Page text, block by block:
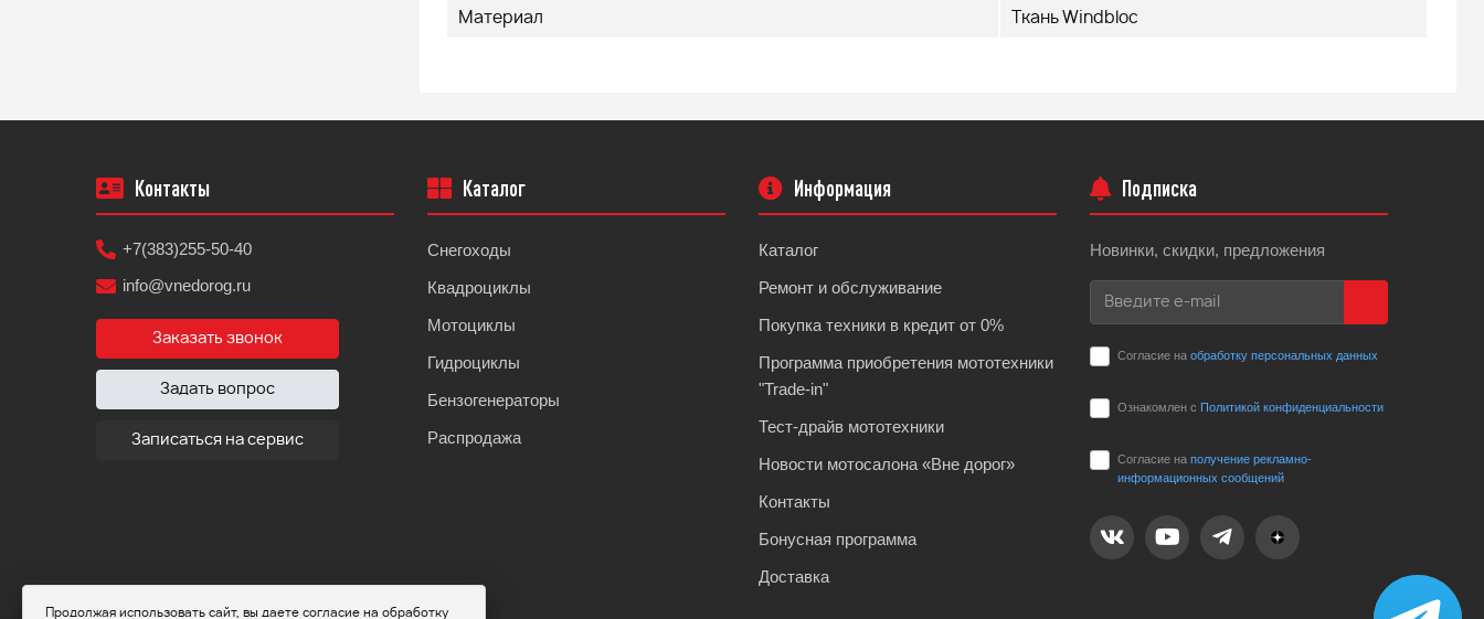
Продолжая использовать сайт, вы даете согласие на обработку
Материал Ткань Windbloc
Контакты
+7(383)255-50-40
info@vnedorog.ru
Заказать звонок
Задать вопрос
Записаться на сервис
Каталог
Снегоходы
Квадроциклы
Мотоциклы
Гидроциклы
Бензогенераторы
Распродажа
Информация
Каталог
Ремонт и обслуживание
Покупка техники в кредит от 0%
Программа приобретения мототехники
"Trade-in"
Тест-драйв мототехники
Новости мотосалона «Вне дорог»
Контакты
Бонусная программа
Доставка
Подписка
Новинки, скидки, предложения
Согласие на обработку персональных данных
Ознакомлен с Политикой конфиденциальности
Согласие на получение рекламно-
информационных сообщений